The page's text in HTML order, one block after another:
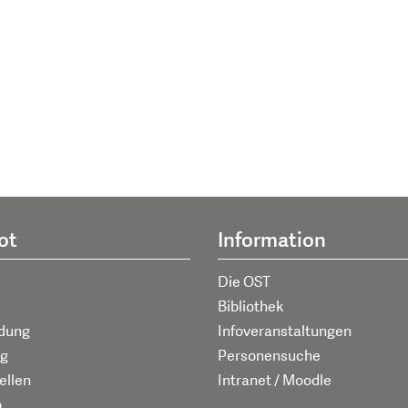
Information
Die OST
Bibliothek
Infoveranstaltungen
Personensuche
Intranet / Moodle